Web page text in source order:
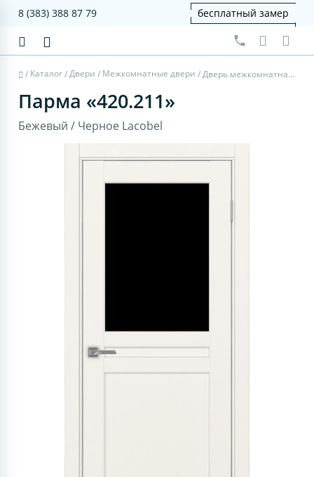
8 (383) 388 87 79 бесплатный замер
/ Каталог/Двери / Межкомнатные двери / Дверь межкомнатная Парма 420.211 - бежевый, черное lacobel
Парма «420.211»
Бежевый / Черное Lacobel